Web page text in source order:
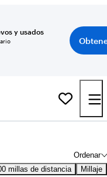
y usados
Ordenar
millas de distancia Millaje